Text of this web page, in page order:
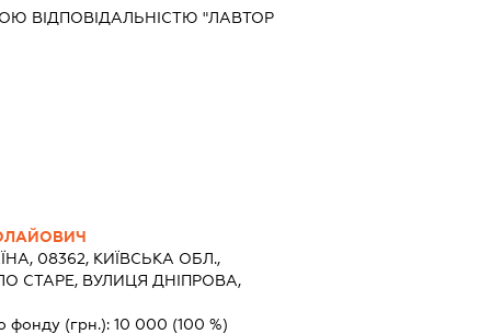
ВІДПОВІДАЛЬНІСТЮ "ЛАВТОР
08362, КИЇВСЬКА ОБЛ.,
СТАРЕ, ВУЛИЦЯ ДНІПРОВА,
фонду (грн.): 10 000 (100 %)